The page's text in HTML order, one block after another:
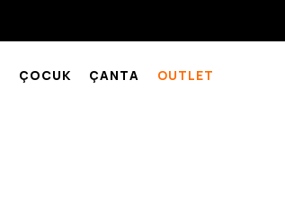
ÇOCUK ÇANTA OUTLET